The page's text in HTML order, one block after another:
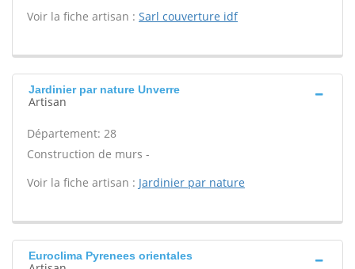
Voir la fiche artisan : Sarl couverture idf
Jardinier par nature Unverre
Artisan
Département: 28
Construction de murs -
Voir la fiche artisan : Jardinier par nature
Euroclima Pyrenees orientales